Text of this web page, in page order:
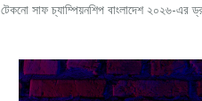
টেকনো সাফ চ্যাম্পিয়নশিপ বাংলাদেশ ২০২৬-এর